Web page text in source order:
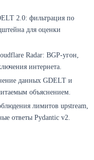
2.0: фильтрация по
для оценки
Radar: BGP-угон,
интернета.
данных GDELT и
объяснением.
лимитов upstream,
ответы Pydantic v2.